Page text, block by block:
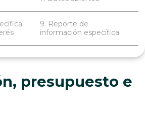
9. Reporte de
información específica